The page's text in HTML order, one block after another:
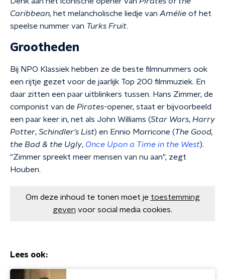
Caribbean, het melancholische liedje van Amélie of het
speelse nummer van Turks Fruit.
Grootheden
Bij NPO Klassiek hebben ze de beste filmnummers ook
een rijtje gezet voor de jaarlijk Top 200 filmmuziek. En
daar zitten een paar uitblinkers tussen. Hans Zimmer, de
componist van de Pirates-opener, staat er bijvoorbeeld
een paar keer in, net als John Williams (Star Wars, Harry
Potter, Schindler's List) en Ennio Morricone (The Good,
the Bad & the Ugly, Once Upon a Time in the West).
"Zimmer spreekt meer mensen van nu aan", zegt
Houben.
Om deze inhoud te tonen moet je toestemming
geven voor social media cookies.
Lees ook: